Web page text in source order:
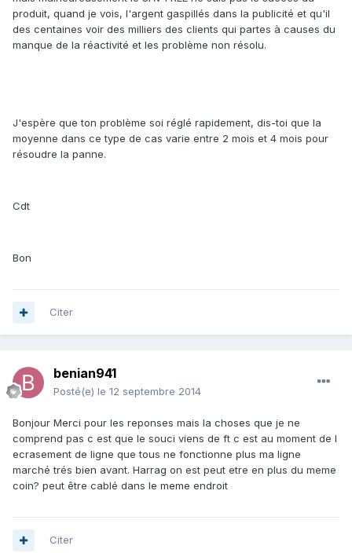
produit, quand je vois, l'argent gaspillés dans la publicité et qu'il
des centaines voir des milliers des clients qui partes à causes du
manque de la réactivité et les problème non résolu.
J'espère que ton problème soi réglé rapidement, dis-toi que la
moyenne dans ce type de cas varie entre 2 mois et 4 mois pour
résoudre la panne.
Cdt
Bon
Citer
benian941
Posté(e) le 12 septembre 2014
Bonjour Merci pour les reponses mais la choses que je ne
comprend pas c est que le souci viens de ft c est au moment de l
ecrasement de ligne que tous ne fonctionne plus ma ligne
marché trés bien avant. Harrag on est peut etre en plus du meme
coin? peut être cablé dans le meme endroit
Citer